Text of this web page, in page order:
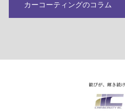
カーコーティングのコラム